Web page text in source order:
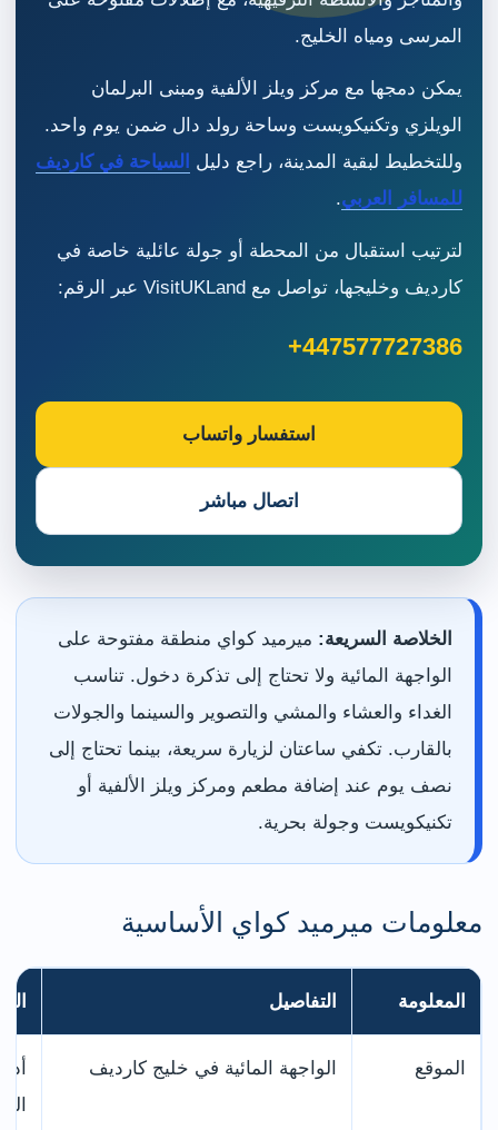
المرسى ومياه الخليج.
يمكن دمجها مع مركز ويلز الألفية ومبنى البرلمان
الويلزي وتكنيكويست وساحة رولد دال ضمن يوم واحد.
وللتخطيط لبقية المدينة، راجع دليل السياحة في كارديف
للمسافر العربي.
لترتيب استقبال من المحطة أو جولة عائلية خاصة في
كارديف وخليجها، تواصل مع VisitUKLand عبر الرقم:
+447577727386
استفسار واتساب
اتصال مباشر
الخلاصة السريعة: ميرميد كواي منطقة مفتوحة على
الواجهة المائية ولا تحتاج إلى تذكرة دخول. تناسب
الغداء والعشاء والمشي والتصوير والسينما والجولات
بالقارب. تكفي ساعتان لزيارة سريعة، بينما تحتاج إلى
نصف يوم عند إضافة مطعم ومركز ويلز الألفية أو
تكنيكويست وجولة بحرية.
معلومات ميرميد كواي الأساسية
المعلومة التفاصيل
الموقع
الواجهة المائية في خليج كارديف